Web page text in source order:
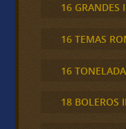
16 GRANDES
16 TEMAS
16
18 BOLEROS